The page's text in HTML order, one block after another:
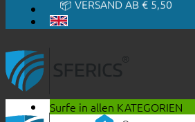
🔖 KAUF AUF RECHNUNG
Surfe in allen KATEGORIEN